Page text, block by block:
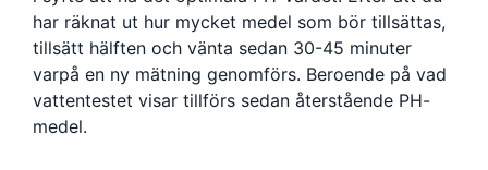
har räknat ut hur mycket medel som bör tillsättas,
tillsätt hälften och vänta sedan 30-45 minuter
varpå en ny mätning genomförs. Beroende på vad
vattentestet visar tillförs sedan återstående PH-
medel.